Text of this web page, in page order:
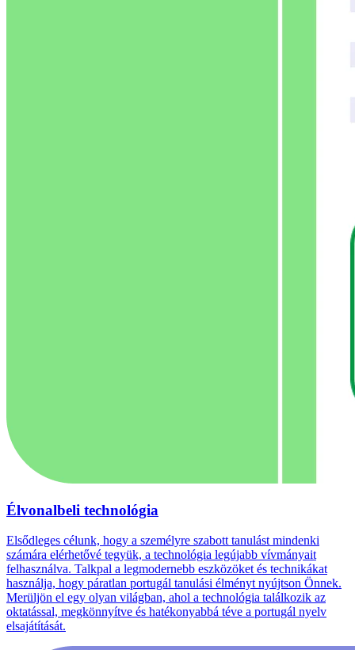
Élvonalbeli technológia
Elsődleges célunk, hogy a személyre szabott tanulást mindenki
számára elérhetővé tegyük, a technológia legújabb vívmányait
felhasználva. Talkpal a legmodernebb eszközöket és technikákat
használja, hogy páratlan portugál tanulási élményt nyújtson Önnek.
Merüljön el egy olyan világban, ahol a technológia találkozik az
oktatással, megkönnyítve és hatékonyabbá téve a portugál nyelv
elsajátítását.